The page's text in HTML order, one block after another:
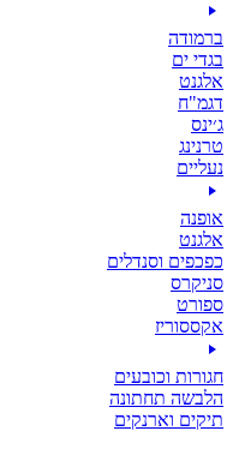
ברמודה
בגדי ים
אלגנט
דגמ"ח
ג׳ינס
טרנינג
נעליים
אופנה
אלגנט
כפכפים וסנדלים
סניקרס
ספורט
אקססוריז
חגורות וכובעים
הלבשה תחתונה
תיקים וארנקים